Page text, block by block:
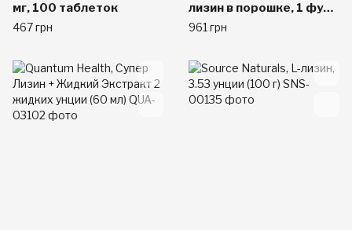
мг, 100 таблеток
467 грн
лизин в порошке, 1 фунт
(454 г)
961 грн